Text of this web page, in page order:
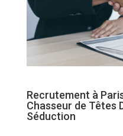
Recrutement à
Chasseur de Têtes
Séduction